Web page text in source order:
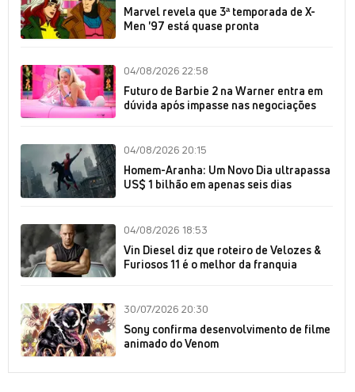
Marvel revela que 3ª temporada de X-
Men '97 está quase pronta
04/08/2026 22:58
Futuro de Barbie 2 na Warner entra em
dúvida após impasse nas negociações
04/08/2026 20:15
Homem-Aranha: Um Novo Dia ultrapassa
US$ 1 bilhão em apenas seis dias
04/08/2026 18:53
Vin Diesel diz que roteiro de Velozes &
Furiosos 11 é o melhor da franquia
30/07/2026 20:30
Sony confirma desenvolvimento de filme
animado do Venom